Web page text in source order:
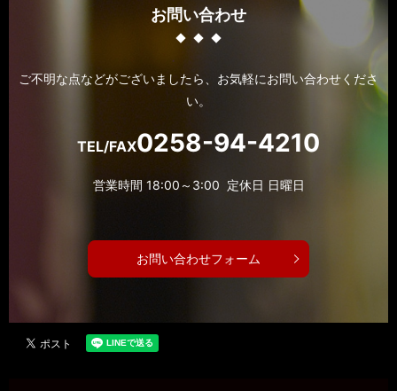
お問い合わせ
ご不明な点などがございましたら、お気軽にお問い合わせくださ
い。
TEL/FAX0258-94-4210
営業時間 18:00～3:00 定休日 日曜日
お問い合わせフォーム